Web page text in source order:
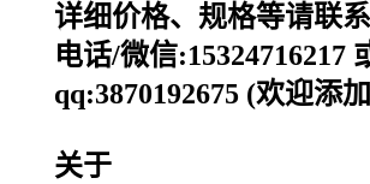
详细价格、规格等请联
电话/微信:15324716217
qq:3870192675 (欢迎添
关于